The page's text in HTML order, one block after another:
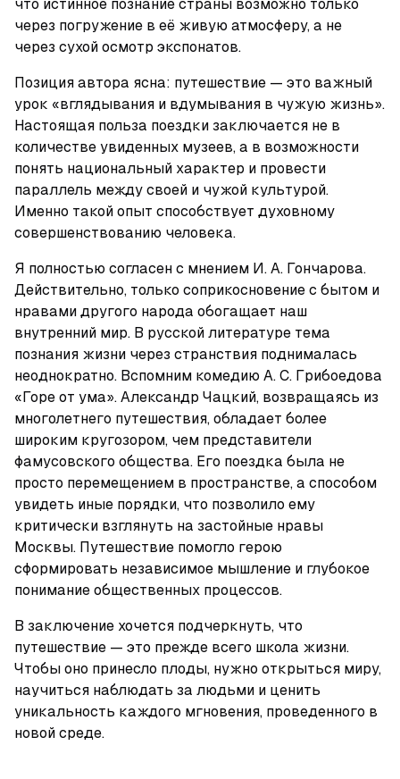
что истинное познание страны возможно только
через погружение в её живую атмосферу, а не
через сухой осмотр экспонатов.
Позиция автора ясна: путешествие — это важный
урок «вглядывания и вдумывания в чужую жизнь».
Настоящая польза поездки заключается не в
количестве увиденных музеев, а в возможности
понять национальный характер и провести
параллель между своей и чужой культурой.
Именно такой опыт способствует духовному
совершенствованию человека.
Я полностью согласен с мнением И. А. Гончарова.
Действительно, только соприкосновение с бытом и
нравами другого народа обогащает наш
внутренний мир. В русской литературе тема
познания жизни через странствия поднималась
неоднократно. Вспомним комедию А. С. Грибоедова
«Горе от ума». Александр Чацкий, возвращаясь из
многолетнего путешествия, обладает более
широким кругозором, чем представители
фамусовского общества. Его поездка была не
просто перемещением в пространстве, а способом
увидеть иные порядки, что позволило ему
критически взглянуть на застойные нравы
Москвы. Путешествие помогло герою
сформировать независимое мышление и глубокое
понимание общественных процессов.
В заключение хочется подчеркнуть, что
путешествие — это прежде всего школа жизни.
Чтобы оно принесло плоды, нужно открыться миру,
научиться наблюдать за людьми и ценить
уникальность каждого мгновения, проведенного в
новой среде.